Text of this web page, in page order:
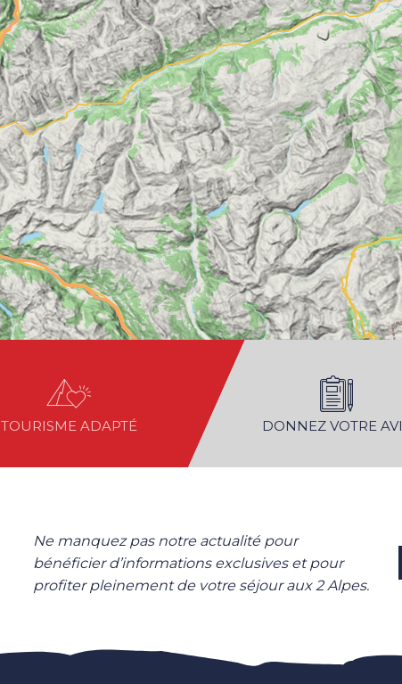
TOURISME ADAPTÉ DONNEZ VOTRE
Ne manquez pas notre actualité pour
bénéficier d’informations exclusives et pour
profiter pleinement de votre séjour aux 2 Alpes.